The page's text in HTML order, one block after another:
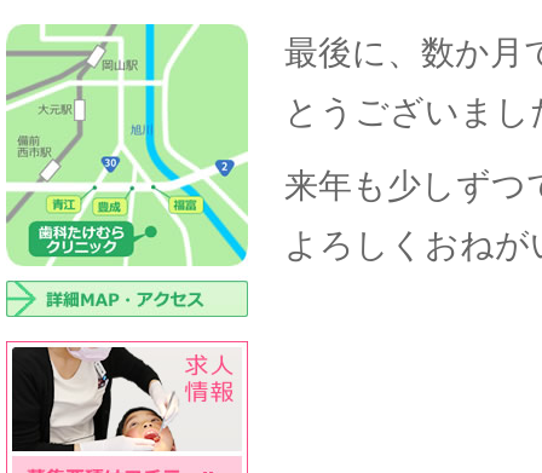
最後に、数か月
とうございまし
来年も少しずつ
よろしくおねが